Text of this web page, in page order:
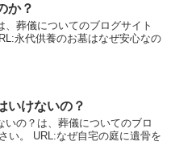
か？
葬儀についてのブログサイト
永代供養のお墓はなぜ安心なの
いけないの？
の？は、葬儀についてのブロ
い。 URL:なぜ自宅の庭に遺骨を